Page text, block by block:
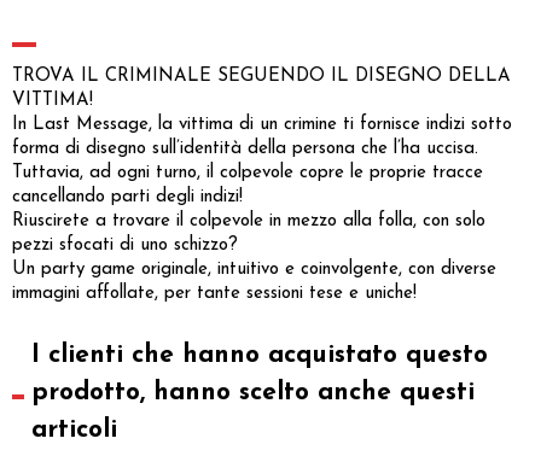
TROVA IL CRIMINALE SEGUENDO IL DISEGNO DELLA
VITTIMA!
In Last Message, la vittima di un crimine ti fornisce indizi sotto
forma di disegno sull’identità della persona che l’ha uccisa.
Tuttavia, ad ogni turno, il colpevole copre le proprie tracce
cancellando parti degli indizi!
Riuscirete a trovare il colpevole in mezzo alla folla, con solo
pezzi sfocati di uno schizzo?
Un party game originale, intuitivo e coinvolgente, con diverse
immagini affollate, per tante sessioni tese e uniche!
I clienti che hanno acquistato questo
prodotto, hanno scelto anche questi
articoli